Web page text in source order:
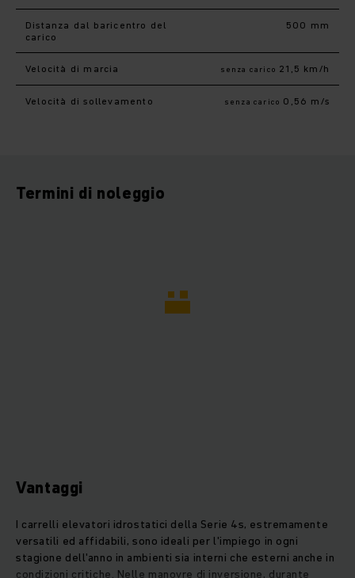
Distanza dal baricentro del
carico
500 mm
Velocità di marcia senza carico 21,5 km/h
Velocità di sollevamento senza carico 0,56 m/s
Termini di noleggio
Vantaggi
I carrelli elevatori idrostatici della Serie 4s, estremamente
versatili ed affidabili, sono ideali per l'impiego in ogni
stagione dell'anno in ambienti sia interni che esterni anche in
condizioni critiche. Nelle manovre di inversione, durante